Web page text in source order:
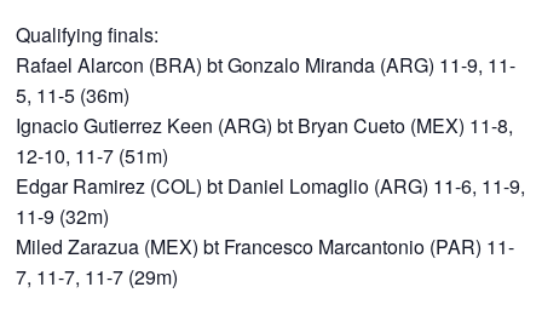
Qualifying finals:
Rafael Alarcon (BRA) bt Gonzalo Miranda (ARG) 11-9, 11-
5, 11-5 (36m)
Ignacio Gutierrez Keen (ARG) bt Bryan Cueto (MEX) 11-8,
12-10, 11-7 (51m)
Edgar Ramirez (COL) bt Daniel Lomaglio (ARG) 11-6, 11-9,
11-9 (32m)
Miled Zarazua (MEX) bt Francesco Marcantonio (PAR) 11-
7, 11-7, 11-7 (29m)